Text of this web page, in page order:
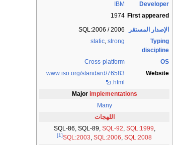
Developer
IBM
First appeared
1974
الإصدار المستقر
SQL:2006 / 2006
Typing
discipline
static, strong
OS
Cross-platform
Website
www.iso.org/standard/76583
.html
Major implementations
Many
اللهجات
SQL-86, SQL-89, SQL-92, SQL:1999,
SQL:2003, SQL:2006, SQL:2008
[1]